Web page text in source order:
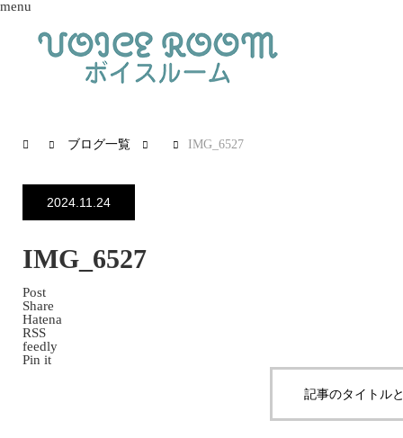
menu
ブログ一覧 IMG_6527
2024.11.24
IMG_6527
Post
Share
Hatena
RSS
feedly
Pin it
記事のタイトル